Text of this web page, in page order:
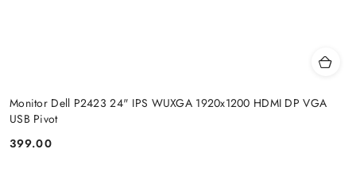
Monitor Dell P2423 24" IPS WUXGA 1920x1200 HDMI DP VGA
USB Pivot
Price:
399.00